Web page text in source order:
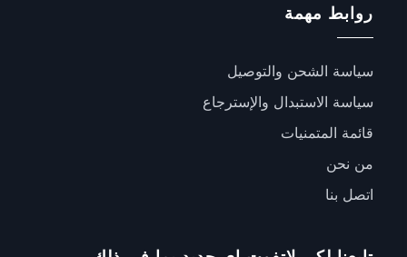
روابط مهمة
سياسة الشحن والتوصيل
سياسة الاستبدال والإسترجاع
قائمة المتمنيات
من نحن
اتصل بنا